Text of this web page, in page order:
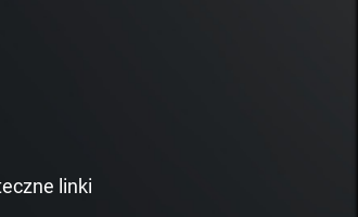
linki